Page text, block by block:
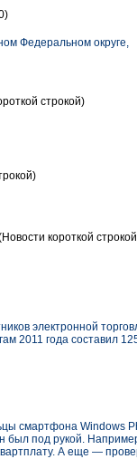
Федеральном округе,
строкой)
короткой
электронной
2011 года составил
смартфона Windows
был под рукой.
А еще —